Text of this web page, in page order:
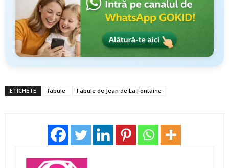
ETICHETE fabule Fabule de Jean de La Fontaine